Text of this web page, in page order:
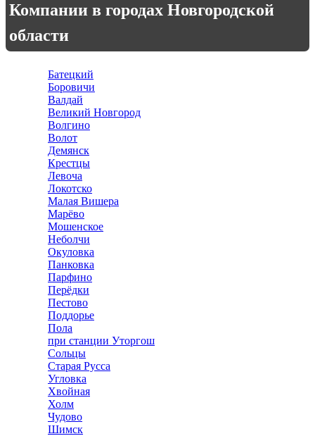
Компании в городах Новгородской
области
Батецкий
Боровичи
Валдай
Великий Новгород
Волгино
Волот
Демянск
Крестцы
Левоча
Локотско
Малая Вишера
Марёво
Мошенское
Неболчи
Окуловка
Панковка
Парфино
Перёдки
Пестово
Поддорье
Пола
при станции Уторгош
Сольцы
Старая Русса
Угловка
Хвойная
Холм
Чудово
Шимск